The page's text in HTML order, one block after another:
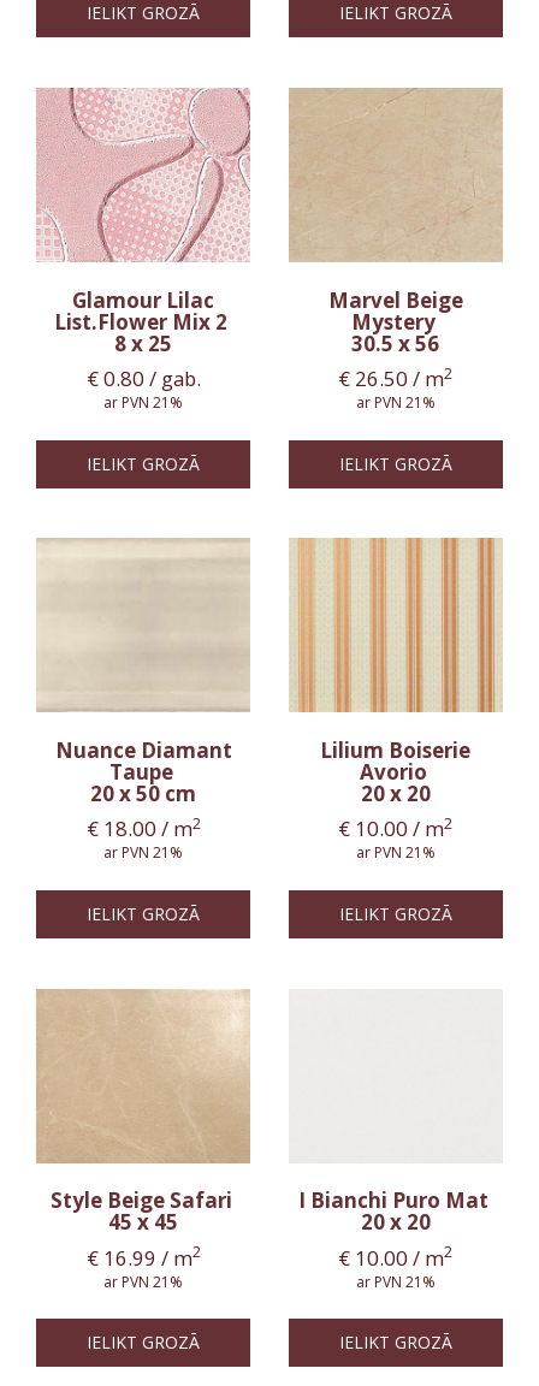
IELIKT GROZĀ IELIKT GROZĀ
Glamour Lilac
List.Flower Mix 2
8 x 25
€0.80 / gab.
ar PVN 21%
IELIKT GROZĀ
Marvel Beige
Mystery
30.5 x 56
€ 26.50 / m2
ar PVN 21%
IELIKT GROZĀ
Nuance Diamant
Taupe
20 x 50 cm
€18.00 / m2
ar PVN 21%
IELIKT GROZĀ
Lilium Boiserie
Avorio
20 x 20
€ 10.00 / m2
ar PVN 21%
IELIKT GROZĀ
Style Beige Safari
45 x 45
€16.99 / m2
ar PVN 21%
IELIKT GROZĀ
I Bianchi Puro Mat
20 x 20
€ 10.00 / m2
ar PVN 21%
IELIKT GROZĀ